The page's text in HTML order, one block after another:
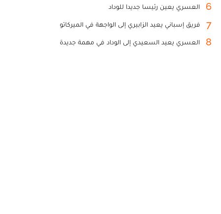
6 العسري يعين رئيسا جديدا للوداد
7 فريق إسباني يعيد الزابيري إلى الواجهة في الميركاتو
8 العسري يعيد السعيدي إلى الوداد في مهمة جديدة